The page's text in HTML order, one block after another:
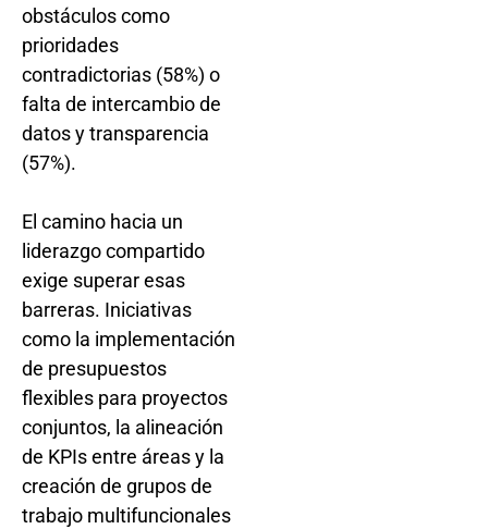
obstáculos como
prioridades
contradictorias (58%) o
falta de intercambio de
datos y transparencia
(57%).
El camino hacia un
liderazgo compartido
exige superar esas
barreras. Iniciativas
como la implementación
de presupuestos
flexibles para proyectos
conjuntos, la alineación
de KPIs entre áreas y la
creación de grupos de
trabajo multifuncionales